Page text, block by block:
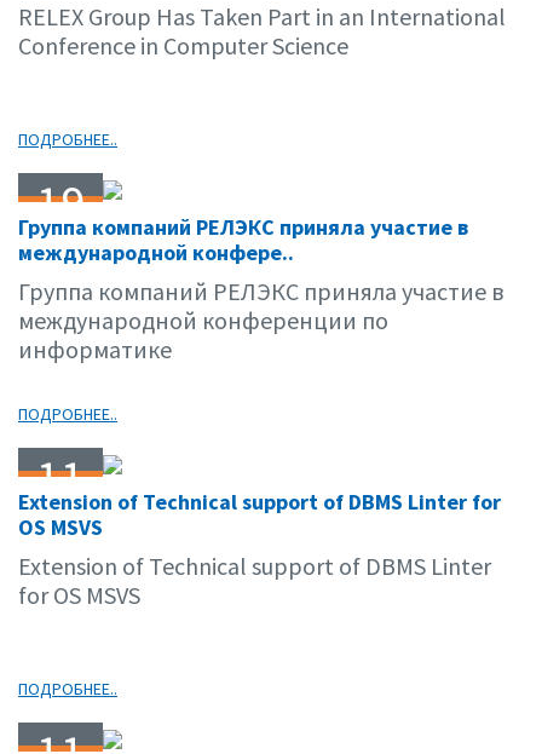
RELEX Group Has Taken Part in an International
Conference in Computer Science
ПОДРОБНЕЕ..
19
02.09
Группа компаний РЕЛЭКС приняла участие в
международной конфере..
Группа компаний РЕЛЭКС приняла участие в
международной конференции по
информатике
ПОДРОБНЕЕ..
11
02.09
Extension of Technical support of DBMS Linter for
OS MSVS
Extension of Technical support of DBMS Linter
for OS MSVS
ПОДРОБНЕЕ..